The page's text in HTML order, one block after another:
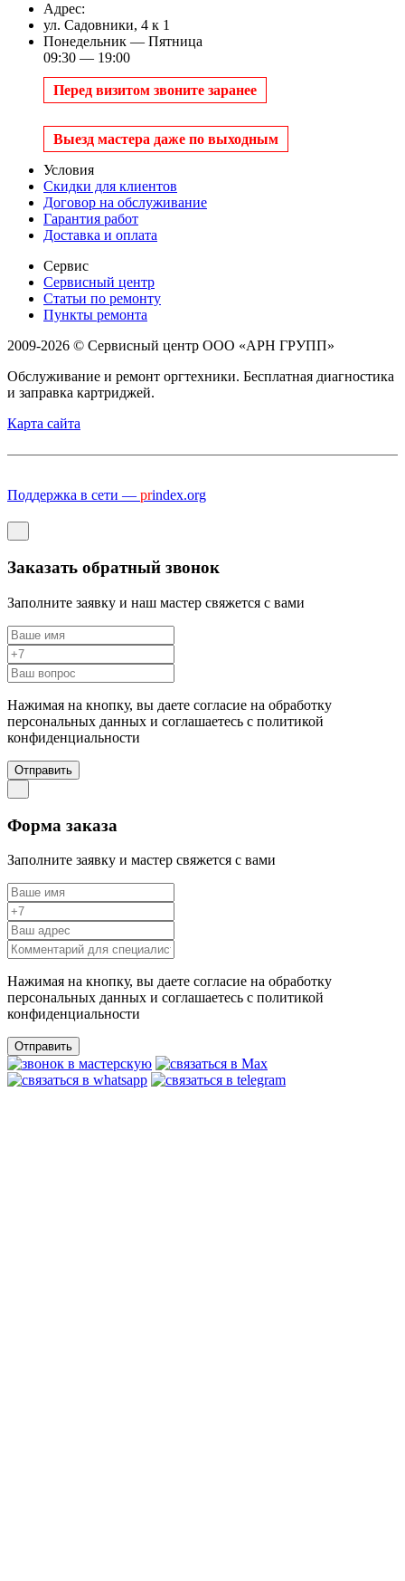
Адрес:
ул. Садовники, 4 к 1
Понедельник — Пятница
09:30 — 19:00
Перед визитом звоните заранее
Выезд мастера даже по выходным
Условия
Скидки для клиентов
Договор на обслуживание
Гарантия работ
Доставка и оплата
Сервис
Сервисный центр
Статьи по ремонту
Пункты ремонта
2009-2026 © Сервисный центр ООО «АРН ГРУПП»
Обслуживание и ремонт оргтехники. Бесплатная диагностика
и заправка картриджей.
Карта сайта
Поддержка в сети — prindex.org
Заказать обратный звонок
Заполните заявку и наш мастер свяжется с вами
Нажимая на кнопку, вы даете согласие на обработку
персональных данных и соглашаетесь c политикой
конфиденциальности
Отправить
Форма заказа
Заполните заявку и мастер свяжется с вами
Нажимая на кнопку, вы даете согласие на обработку
персональных данных и соглашаетесь c политикой
конфиденциальности
Отправить